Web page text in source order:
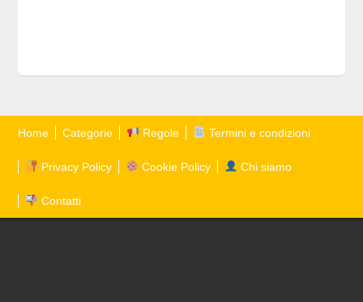
Home Categorie Regole Termini e condizioni
Privacy Policy Cookie Policy Chi siamo
Contatti